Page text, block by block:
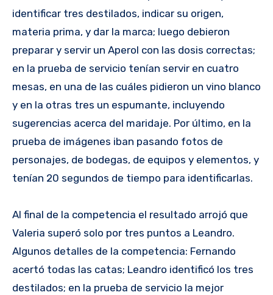
identificar tres destilados, indicar su origen,
materia prima, y dar la marca; luego debieron
preparar y servir un Aperol con las dosis correctas;
en la prueba de servicio tenían servir en cuatro
mesas, en una de las cuáles pidieron un vino blanco
y en la otras tres un espumante, incluyendo
sugerencias acerca del maridaje. Por último, en la
prueba de imágenes iban pasando fotos de
personajes, de bodegas, de equipos y elementos, y
tenían 20 segundos de tiempo para identificarlas.
Al final de la competencia el resultado arrojó que
Valeria superó solo por tres puntos a Leandro.
Algunos detalles de la competencia: Fernando
acertó todas las catas; Leandro identificó los tres
destilados; en la prueba de servicio la mejor